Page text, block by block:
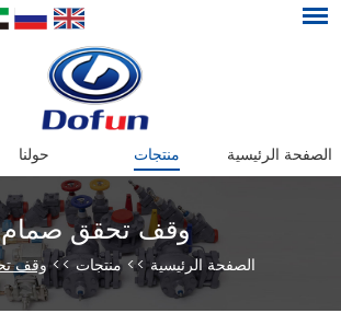
الصفحة الرئيسية منتجات حولنا
وقف تحقق صمام
الصفحة الرئيسية>>منتجات>>وقف